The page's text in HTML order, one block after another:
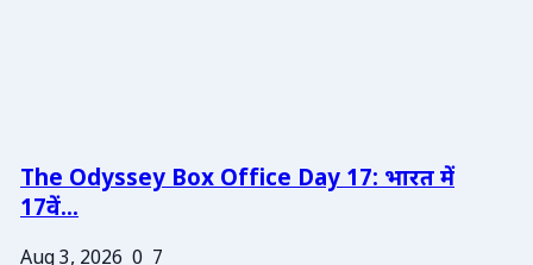
The Odyssey Box Office Day 17: भारत में
17वें...
Aug 3, 2026 0 7